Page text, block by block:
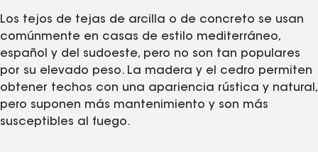
Los tejos de tejas de arcilla o de concreto se usan
comúnmente en casas de estilo mediterráneo,
español y del sudoeste, pero no son tan populares
por su elevado peso. La madera y el cedro permiten
obtener techos con una apariencia rústica y natural,
pero suponen más mantenimiento y son más
susceptibles al fuego.